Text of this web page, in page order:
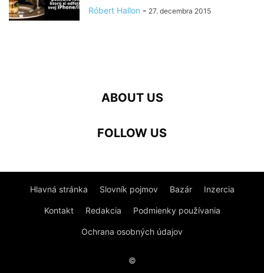
Róbert Hallon - 27. decembra 2015
ABOUT US
FOLLOW US
Hlavná stránka Slovník pojmov Bazár Inzercia
Kontakt Redakcia Podmienky používania
Ochrana osobných údajov
©